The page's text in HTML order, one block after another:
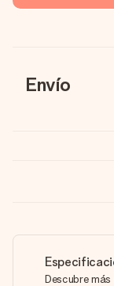
Envío
Descubre